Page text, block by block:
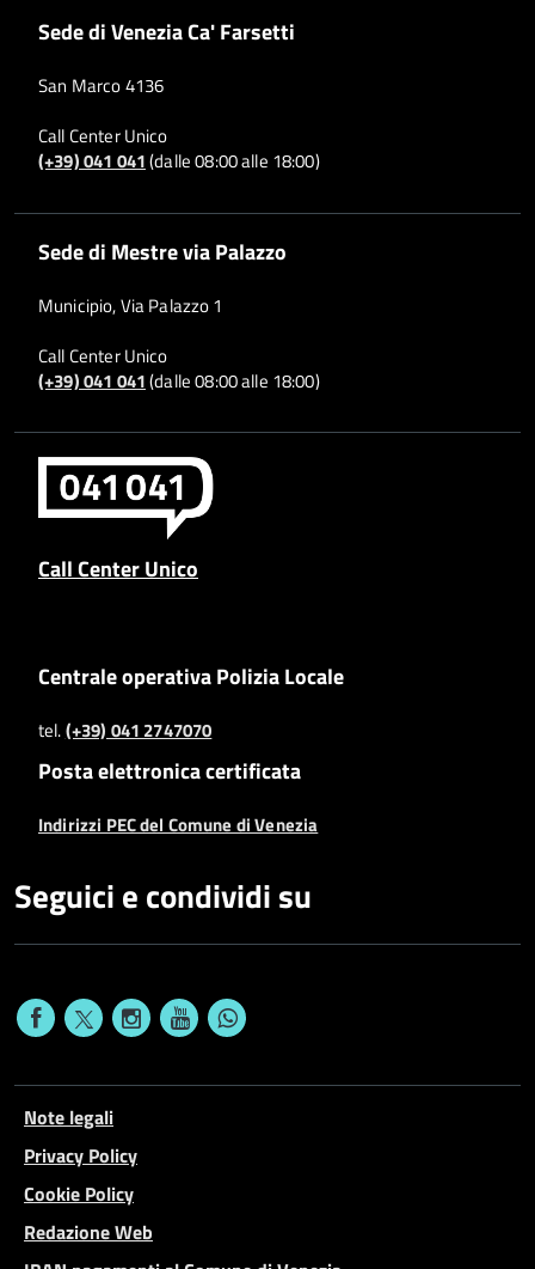
Sede di Venezia Ca' Farsetti
San Marco 4136
Call Center Unico
(+39) 041 041(dalle 08:00 alle 18:00)
Sede di Mestre via Palazzo
Municipio, Via Palazzo 1
Call Center Unico
(+39) 041 041(dalle 08:00 alle 18:00)
Call Center Unico
Centrale operativa Polizia Locale
tel.(+39) 041 2747070
Posta elettronica certificata
Indirizzi PEC del Comune di Venezia
Seguici e condividi su
Note legali
Privacy Policy
Cookie Policy
Redazione Web